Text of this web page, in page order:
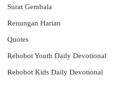
Surat Gembala
Renungan Harian
Quotes
Rehobot Youth Daily Devotional
Rehobot Kids Daily Devotional